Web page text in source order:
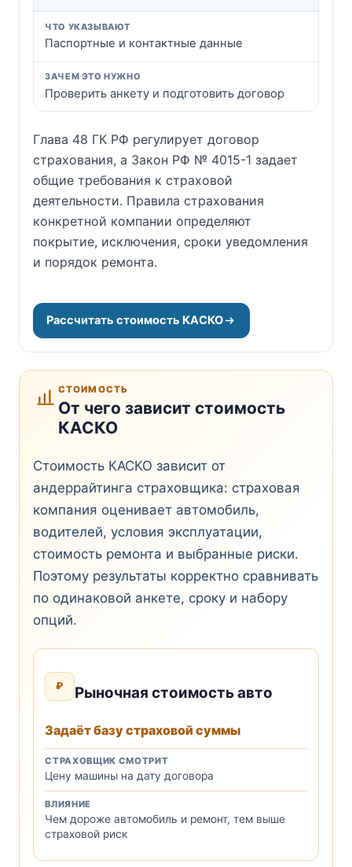
Паспортные и контактные данные
Проверить анкету и подготовить договор
Глава 48 ГК РФ регулирует договор
страхования, а Закон РФ № 4015-1 задает
общие требования к страховой
деятельности. Правила страхования
конкретной компании определяют
покрытие, исключения, сроки уведомления
и порядок ремонта.
Рассчитать стоимость КАСКО
СТОИМОСТЬ
От чего зависит стоимость
КАСКО
Стоимость КАСКО зависит от
андеррайтинга страховщика: страховая
компания оценивает автомобиль,
водителей, условия эксплуатации,
стоимость ремонта и выбранные риски.
Поэтому результаты корректно сравнивать
по одинаковой анкете, сроку и набору
опций.
₽ Рыночная стоимость авто
Задаёт базу страховой суммы
СТРАХОВЩИК СМОТРИТ
Цену машины на дату договора
ВЛИЯНИЕ
Чем дороже автомобиль и ремонт, тем выше
страховой риск